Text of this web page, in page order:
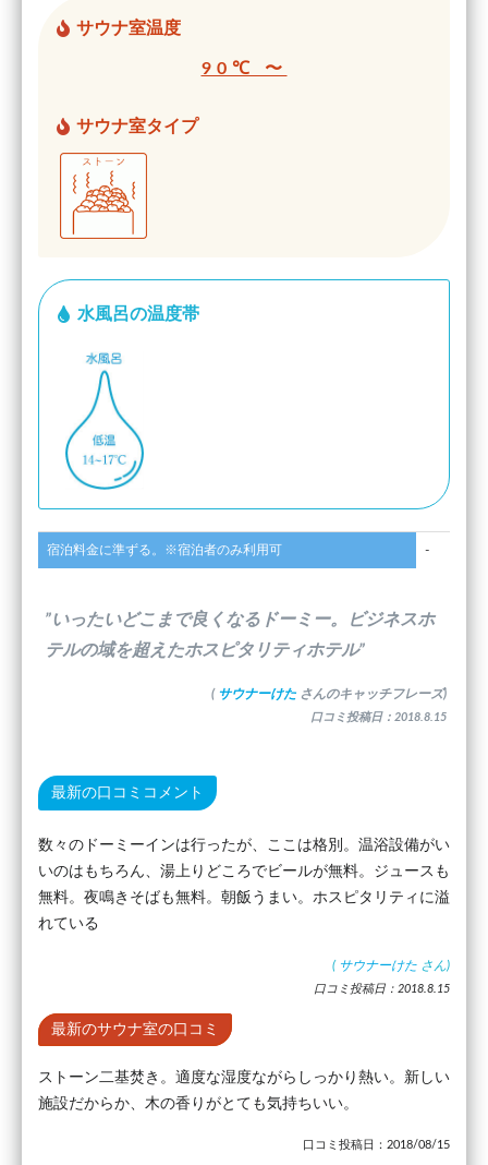
サウナ室温度
90℃ 〜
サウナ室タイプ
水風呂の温度帯
宿泊料金に準ずる。※宿泊者のみ利用可 -
”いったいどこまで良くなるドーミー。ビジネスホ
テルの域を超えたホスピタリティホテル”
( サウナーけた さんのキャッチフレーズ)
口コミ投稿日：2018.8.15
最新の口コミコメント
数々のドーミーインは行ったが、ここは格別。温浴設備がい
いのはもちろん、湯上りどころでビールが無料。ジュースも
無料。夜鳴きそばも無料。朝飯うまい。ホスピタリティに溢
れている
( サウナーけた さん)
口コミ投稿日：2018.8.15
最新のサウナ室の口コミ
ストーン二基焚き。適度な湿度ながらしっかり熱い。新しい
施設だからか、木の香りがとても気持ちいい。
口コミ投稿日：2018/08/15